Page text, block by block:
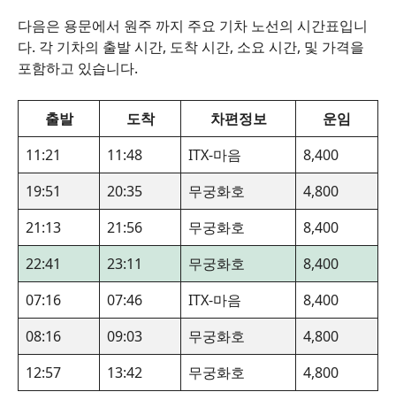
다음은 용문에서 원주 까지 주요 기차 노선의 시간표입니
다. 각 기차의 출발 시간, 도착 시간, 소요 시간, 및 가격을
포함하고 있습니다.
출발 도착 차편정보
운임
11:21
11:48 ITX-마음
8,400
19:51
20:35 무궁화호
4,800
21:13
21:56 무궁화호
8,400
22:41
23:11 무궁화호
8,400
07:16
07:46 ITX-마음
8,400
08:16
09:03 무궁화호
4,800
12:57
13:42 무궁화호 4,800